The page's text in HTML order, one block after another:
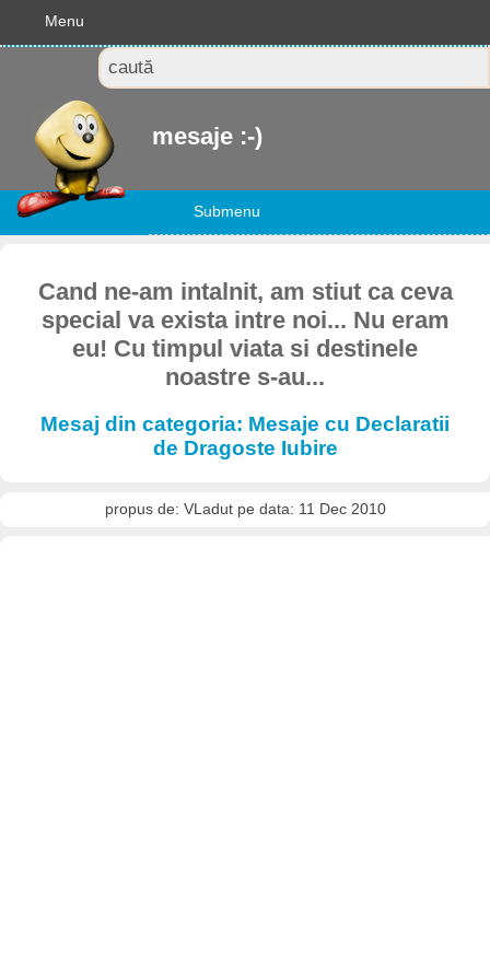
Menu
mesaje :-)
Submenu
Cand ne-am intalnit, am stiut ca ceva
special va exista intre noi... Nu eram
eu! Cu timpul viata si destinele
noastre s-au...
Mesaj din categoria: Mesaje cu Declaratii
de Dragoste Iubire
propus de: VLadut pe data: 11 Dec 2010